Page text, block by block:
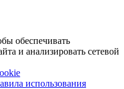
обеспечивать
и анализировать сетевой
использования